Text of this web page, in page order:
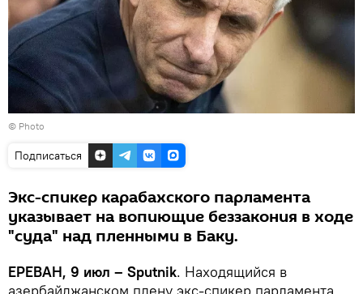
© Photo
Подписаться
Экс-спикер карабахского парламента
указывает на вопиющие беззакония в ходе
"суда" над пленными в Баку.
ЕРЕВАН, 9 июл – Sputnik. Находящийся в
азербайджанском плену экс-спикер парламента